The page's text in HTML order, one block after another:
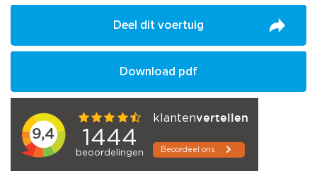
Deel dit voertuig
Download pdf